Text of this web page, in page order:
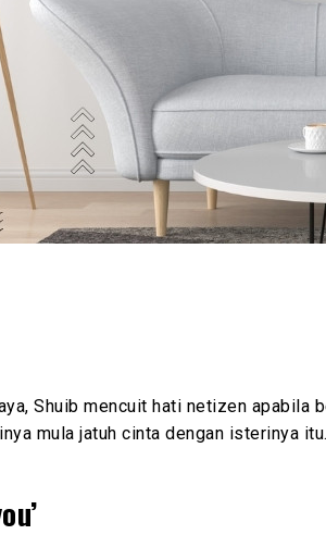
Shuib mencuit hati netizen apabila
mula jatuh cinta dengan isterinya itu.